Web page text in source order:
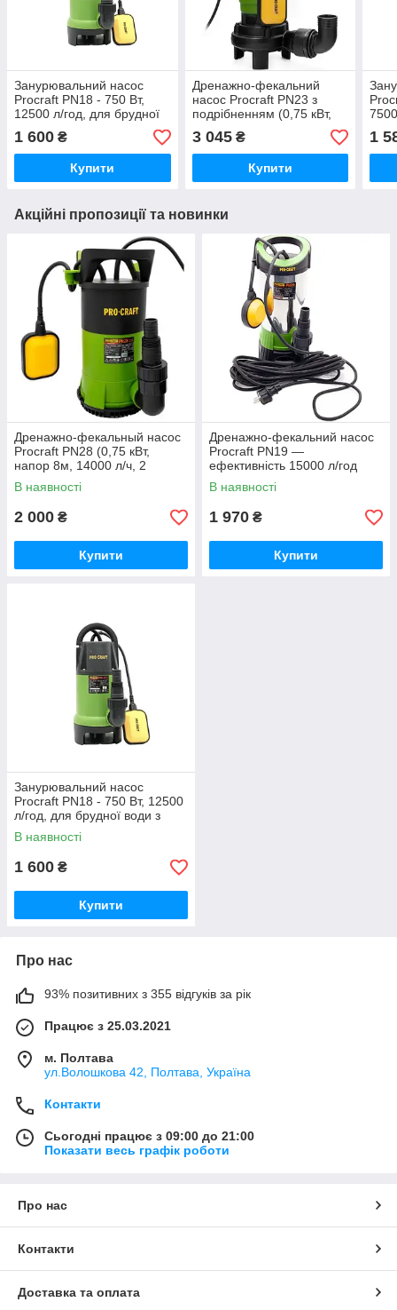
Занурювальний насос
Procraft PN18 - 750 Вт,
12500 л/год, для брудної
води з частками до 35 мм
1 600 ₴
Купити
Дренажно-фекальний
насос Procraft PN23 з
подрібненням (0,75 кВт,
Напор 10 м, 10 м3/год)
3 045₴
Купити
1
Акційні пропозиції та новинки
Дренажно-фекальный насос
Procraft PN28 (0,75 кВт,
напор 8м, 14000 л/ч, 2
насадки) Німеччина
В наявності
2 000 ₴
Купити
Дренажно-фекальний насос
Procraft PN19 —
ефективність 15000 л/год
Німеччина
В наявності
1 970 ₴
Купити
Занурювальний насос
Procraft PN18 - 750 Вт, 12500
л/год, для брудної води з
частками до 35 мм
В наявності
1 600 ₴
Купити
Про нас
93% позитивних з 355 відгуків за рік
Працює з 25.03.2021
м. Полтава
ул.Волошкова 42, Полтава, Україна
Контакти
Сьогодні працює з 09:00 до 21:00
Показати весь графік роботи
Про нас
Контакти
Доставка та оплата